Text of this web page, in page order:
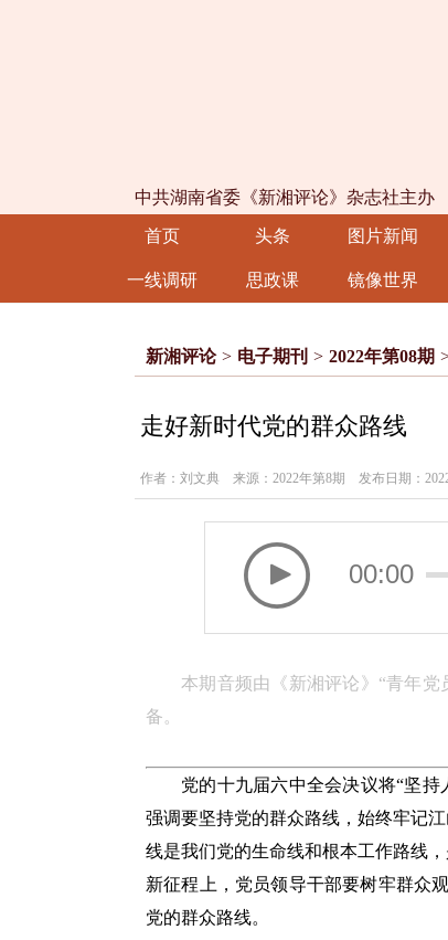
中共湖南省委《新湘评论》杂志社主办
首页 头条 图片新闻
一线调研 思政课 镜像世界
新湘评论 > 电子期刊 > 2022年第08期
走好新时代党的群众路线
作者：刘文典 来源：2022年第8期 发布日期：
00:00
本期音频由《新湘评论》“青年
备。
党的十九届六中全会决议将“坚持
强调要坚持党的群众路线，始终牢记
线是我们党的生命线和根本工作路线
新征程上，党员领导干部要树牢群众
党的群众路线。